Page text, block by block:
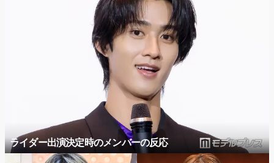
ライダー出演決定時のメンバーの反応